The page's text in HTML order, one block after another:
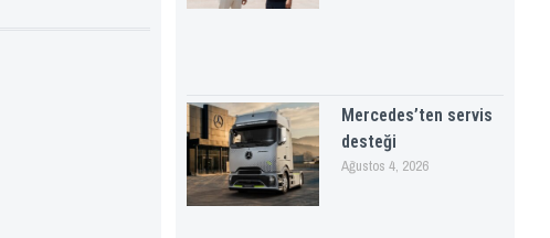
Mercedes’ten servis
desteği
Ağustos 4, 2026